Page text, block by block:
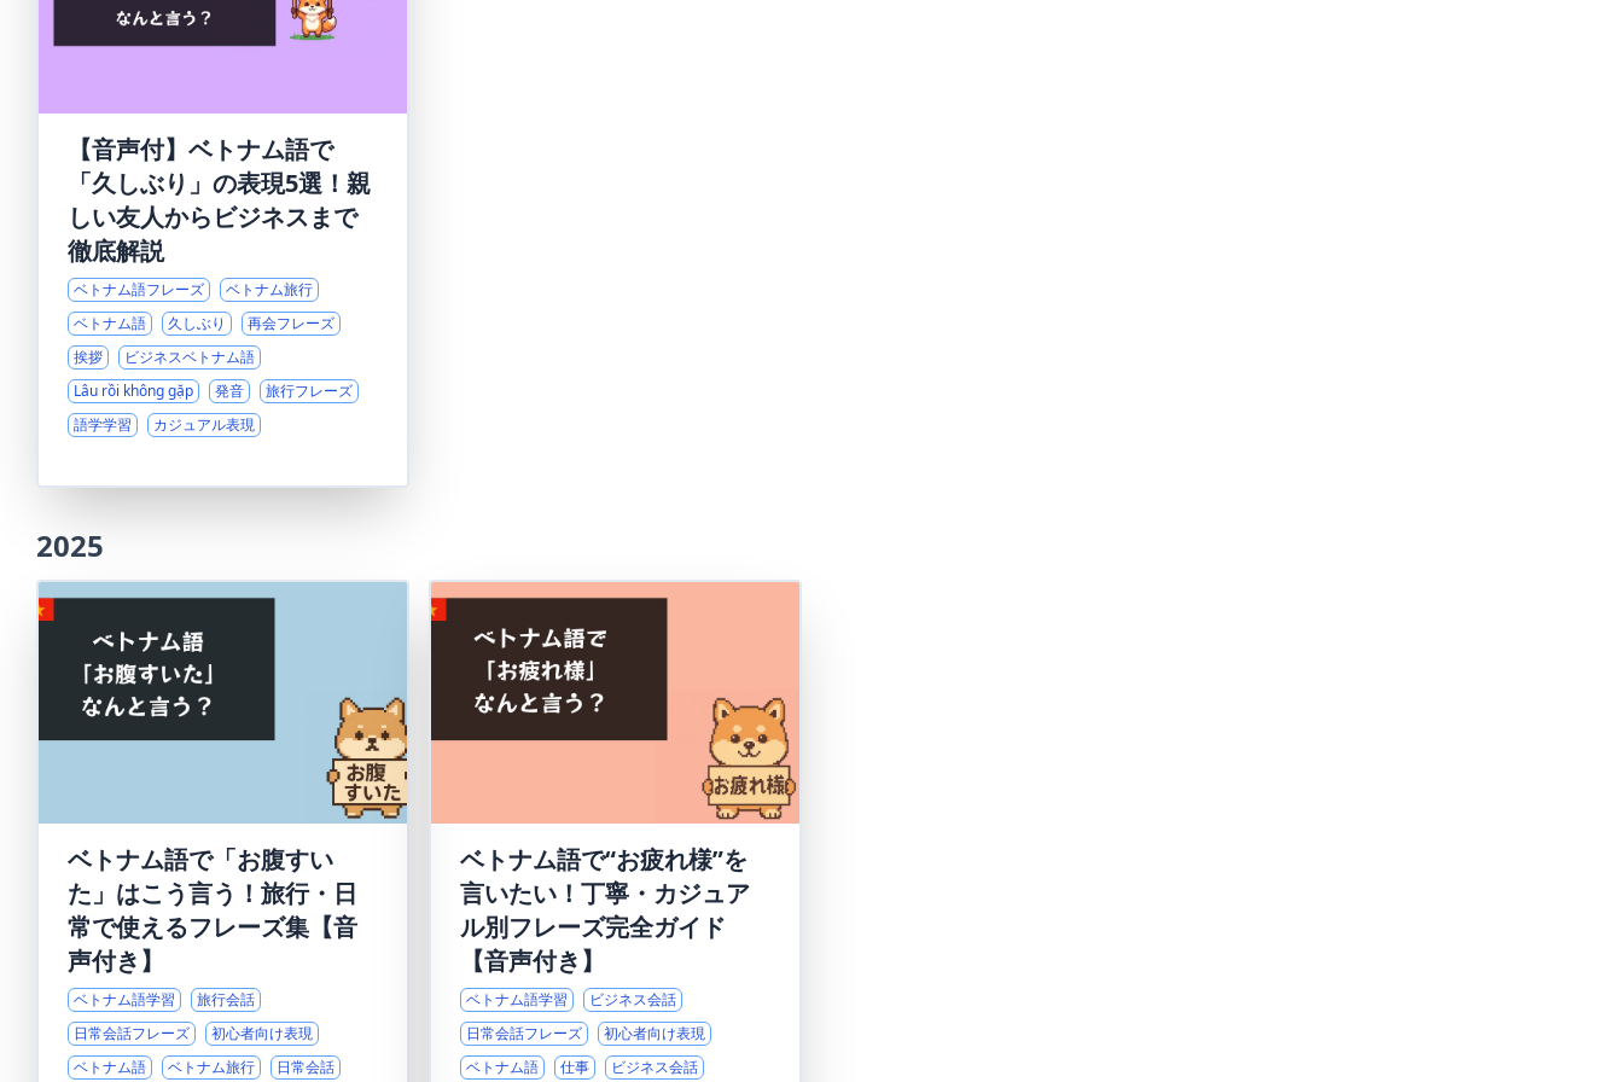
【音声付】ベトナム語で
「久しぶり」の表現5選！親
しい友人からビジネスまで
徹底解説
ベトナム語フレーズ
ベトナム旅行
ベトナム語
久しぶり
再会フレーズ
挨拶
ビジネスベトナム語
Lâu rồi không gặp
発音
旅行フレーズ
語学学習
カジュアル表現
2025
ベトナム語で「お腹すい
た」はこう言う！旅行・日
常で使えるフレーズ集【音
声付き】
ベトナム語学習
旅行会話
日常会話フレーズ
初心者向け表現
ベトナム語
ベトナム旅行 日常会話
ベトナム語で“お疲れ様”を
言いたい！丁寧・カジュア
ル別フレーズ完全ガイド
【音声付き】
ベトナム語学習
ビジネス会話
日常会話フレーズ
初心者向け表現
ベトナム語
仕事 ビジネス会話